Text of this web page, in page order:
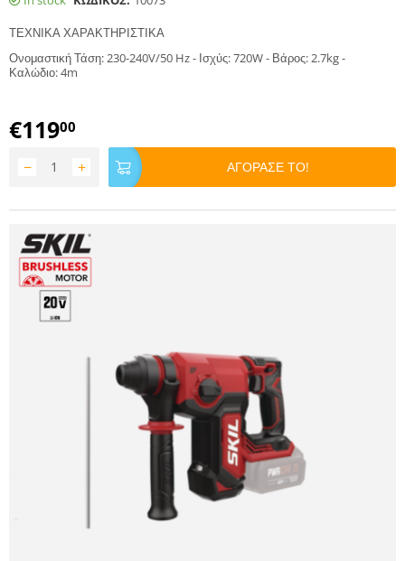
ΤΕΧΝΙΚΑ ΧΑΡΑΚΤΗΡΙΣΤΙΚΑ
Ονομαστική Τάση: 230-240V/50 Hz - Ισχύς: 720W - Βάρος: 2.7kg -
Καλώδιο: 4m
€11900
+
− ΑΓΟΡΑΣΕ ΤΟ!